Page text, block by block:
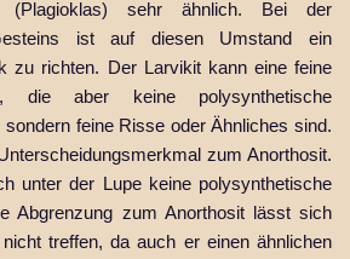
(Plagioklas) sehr ähnlich. Bei der
ist auf diesen Umstand ein
zu richten. Der Larvikit kann eine feine
die aber keine polysynthetische
sondern feine Risse oder Ähnliches sind.
zum Anorthosit.
unter der Lupe keine polysynthetische
Abgrenzung zum Anorthosit lässt sich
treffen, da auch er einen ähnlichen